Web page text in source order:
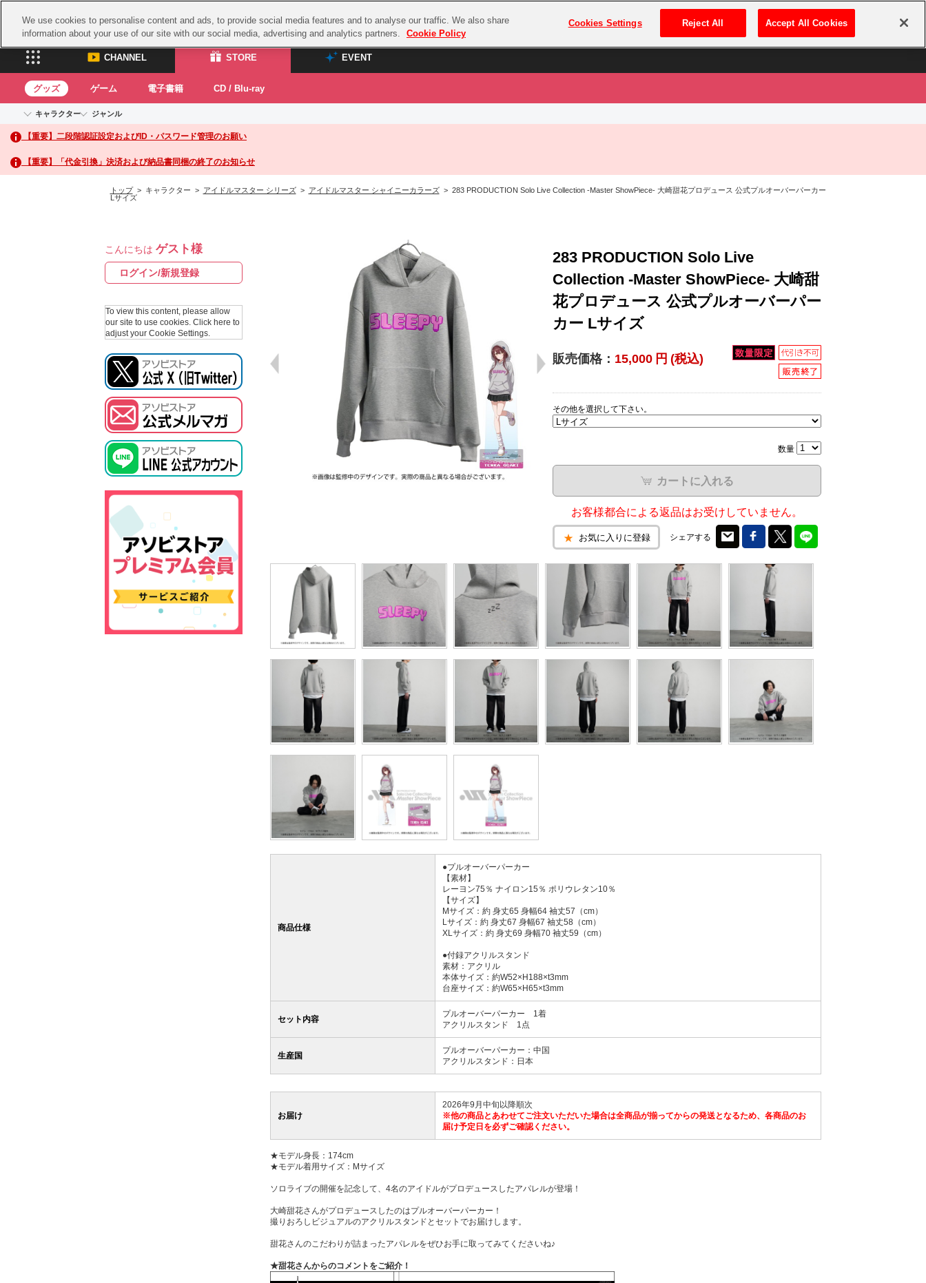
プレミアム会員とは ログイン・新規登録
CHANNEL STORE EVENT
CHANNEL
ASOBI CHANNEL TOP
STORE
ASOBI STORE TOP
グッズ
EVENT
ASOBI STAGE
グッズ ゲーム 電子書籍 CD / Blu-ray
キャラクター
アイドルマスターシリーズ
アイドルマスター
アイドルマスター シンデレラガールズ
アイドルマスター ミリオンライブ！
アイドルマスター SideM
プロジェクトアイマス ヴイアライヴ
テイルズ オブ シリーズ
ラブライブ！サンシャイン‼
ラブライブ！虹ヶ咲学園スクールアイドル同好会
モフモフパレード
ジャンル
イベントグッズ
トイ・ホビー
【重要】二段階認証設定およびID・パスワード管理のお願い
【重要】「代金引換」決済および納品書同梱の終了のお知らせ
トップ> キャラクター > アイドルマスター シリーズ> アイドルマスター シャイニーカラーズ> 283 PRODUCTION Solo Live Collection -Master ShowPiece- 大崎甜花プロデュース 公式プルオーバーパーカー
Lサイズ
こんにちは ゲスト様
ログイン/新規登録
To view this content, please allow
our site to use cookies. Click here to
adjust your Cookie Settings.
283 PRODUCTION Solo Live
Collection -Master ShowPiece- 大崎甜
花プロデュース 公式プルオーバーパー
カー Lサイズ
販売価格： 15,000 円 (税込)
その他を選択して下さい。
数量
カートに入れる
お客様都合による返品はお受けしていません。
お気に入りに登録 シェアする
商品仕様
●プルオーバーパーカー
【素材】
レーヨン75％ ナイロン15％ ポリウレタン10％
【サイズ】
Mサイズ：約 身丈65 身幅64 袖丈57（cm）
Lサイズ：約 身丈67 身幅67 袖丈58（cm）
XLサイズ：約 身丈69 身幅70 袖丈59（cm）
●付録アクリルスタンド
素材：アクリル
本体サイズ：約W52×H188×t3mm
台座サイズ：約W65×H65×t3mm
セット内容
プルオーバーパーカー 1着
アクリルスタンド 1点
生産国
プルオーバーパーカー：中国
アクリルスタンド：日本
お届け
2026年9月中旬以降順次
※他の商品とあわせてご注文いただいた場合は全商品が揃ってからの発送となるため、各商品のお
届け予定日を必ずご確認ください。
★モデル身長：174cm
★モデル着用サイズ：Mサイズ
ソロライブの開催を記念して、4名のアイドルがプロデュースしたアパレルが登場！
大崎甜花さんがプロデュースしたのはプルオーバーパーカー！
撮りおろしビジュアルのアクリルスタンドとセットでお届けします。
甜花さんのこだわりが詰まったアパレルをぜひお手に取ってみてくださいね♪
★甜花さんからのコメントをご紹介！
We use cookies to personalise content and ads, to provide social media features and to analyse our traffic. We also share
information about your use of our site with our social media, advertising and analytics partners.
Cookie Policy
Cookies Settings Reject All Accept All Cookies